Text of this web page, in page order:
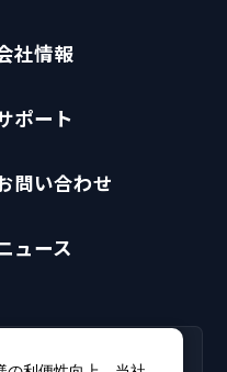
社情報
ポート
問い合わせ
ュース